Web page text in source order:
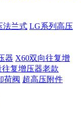
法兰式 LG系列高压
器 X60双向往复增
往复增压器老款
荷阀 超高压附件